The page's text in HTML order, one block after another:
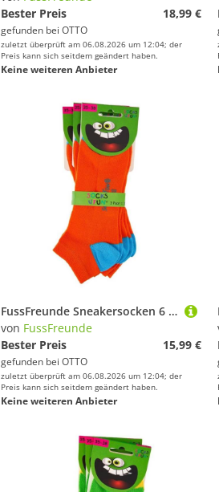
Bester Preis
18,99 €
gefunden bei OTTO
zuletzt überprüft am 06.08.2026 um 12:04; der
Preis kann sich seitdem geändert haben.
Keine weiteren Anbieter
FussFreunde Sneakersocken 6 Paar Kinder Sneaker Socken, GUTE LAUNE FARBEN für Mädchen & Jungen (6 Paar) handgekettelte Naht, leuchtend-kräftige Farben
von FussFreunde
Bester Preis
15,99 €
gefunden bei OTTO
zuletzt überprüft am 06.08.2026 um 12:04; der
Preis kann sich seitdem geändert haben.
Keine weiteren Anbieter